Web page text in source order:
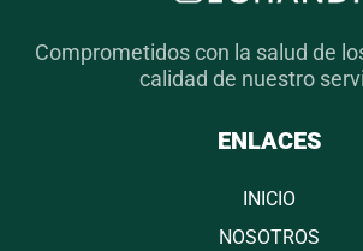
Comprometidos con la salud de
calidad de nuestro
ENLACES
INICIO
NOSOTROS